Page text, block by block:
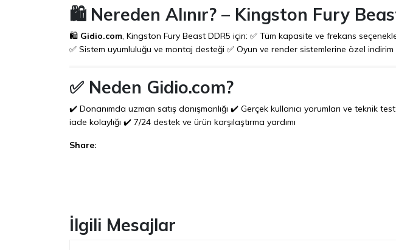
🛍️ Nereden Alınır? – Kingston Fury
🛍️ Gidio.com, Kingston Fury Beast DDR5 için: ✅ Tüm kapasite ve frekans
✅ Sistem uyumluluğu ve montaj desteği ✅ Oyun ve render sistemlerine özel indirim
✅ Neden Gidio.com?
✔️ Donanımda uzman satış danışmanlığı ✔️ Gerçek kullanıcı yorumları ve teknik
iade kolaylığı ✔️ 7/24 destek ve ürün karşılaştırma yardımı
Share:
İlgili Mesajlar